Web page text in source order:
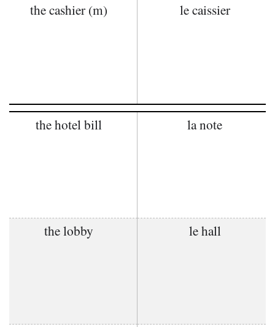
the cashier (m) le caissier
the hotel bill la note
the lobby le hall